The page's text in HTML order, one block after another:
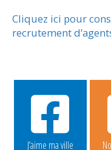
Cliquez ici pour
recrutement
J’aime ma ville